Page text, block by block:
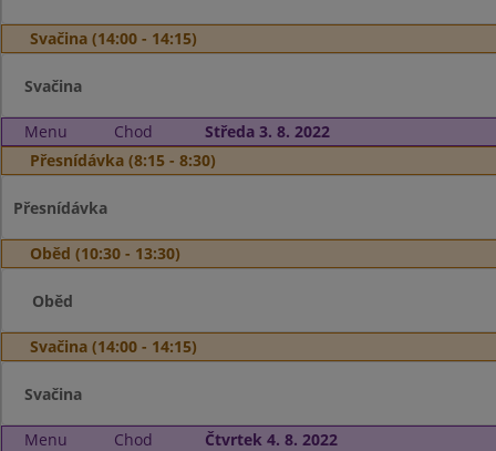
Svačina (14:00 - 14:15)
Svačina
Menu Chod
Středa 3. 8. 2022
Přesnídávka (8:15 - 8:30)
Přesnídávka
Oběd (10:30 - 13:30)
Oběd
Svačina (14:00 - 14:15)
Svačina
Menu Chod
Čtvrtek 4. 8. 2022